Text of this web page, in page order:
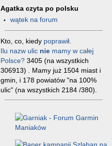
Agatka czyta po polsku
wątek na forum
Kto, co, kiedy poprawił
Ilu nazw ulic nie mamy w całej
Polsce? 3405 (na wszystkich
306913) . Mamy już 1504 miast i
gmin, i 178 powiatów "na 100%
ulic" (na wszystkich 2184 /380).